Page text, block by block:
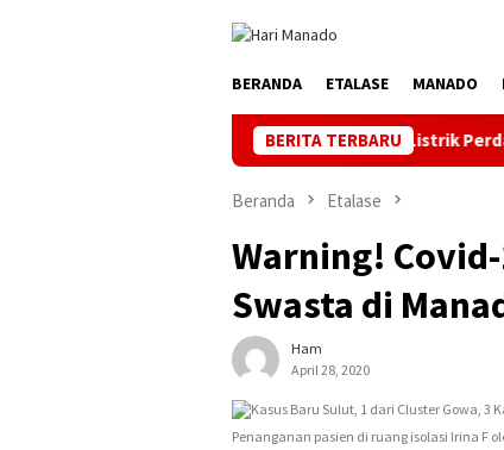
BERANDA ETALASE MANADO
BERITA TERBARU
Terang. PLN Nyalakan Listrik Perdana di Pulau
Beranda Etalase
Warning! Covid-
Swasta di
Ham
April 28, 2020
Penanganan pasien di ruang isolasi Irina F